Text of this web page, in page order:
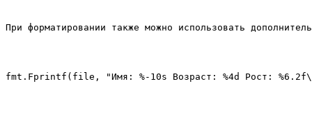
При форматировании также можно использовать